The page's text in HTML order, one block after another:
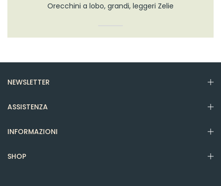
Orecchini a lobo, grandi, leggeri Zelie
NEWSLETTER
ASSISTENZA
INFORMAZIONI
SHOP